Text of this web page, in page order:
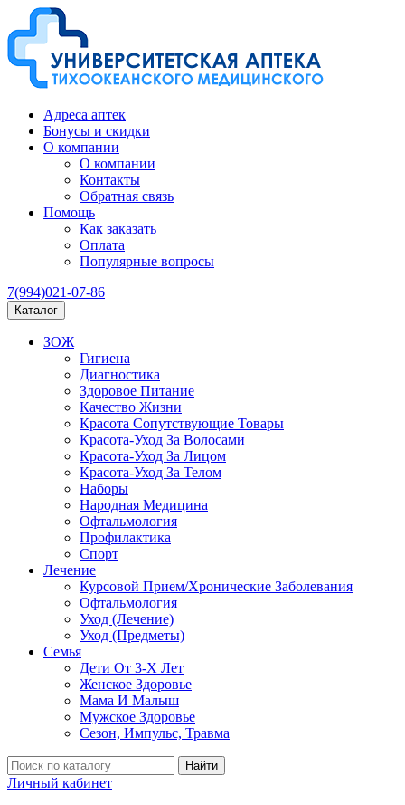
Адреса аптек
Бонусы и скидки
О компании
О компании
Контакты
Обратная связь
Помощь
Как заказать
Оплата
Популярные вопросы
7(994)021-07-86
Каталог
ЗОЖ
Гигиена
Диагностика
Здоровое Питание
Качество Жизни
Красота Сопутствующие Товары
Красота-Уход За Волосами
Красота-Уход За Лицом
Красота-Уход За Телом
Наборы
Народная Медицина
Офтальмология
Профилактика
Спорт
Лечение
Курсовой Прием/Хронические Заболевания
Офтальмология
Уход (Лечение)
Уход (Предметы)
Семья
Дети От 3-Х Лет
Женское Здоровье
Мама И Малыш
Мужское Здоровье
Сезон, Импульс, Травма
Найти
Личный кабинет